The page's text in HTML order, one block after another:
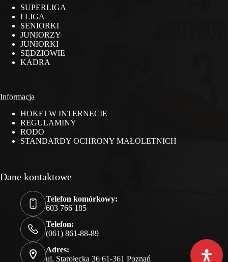
SUPERLIGA
I LIGA
SENIORKI
JUNIORZY
JUNIORKI
SĘDZIOWIE
KADRA
Informacja
HOKEJ W INTERNECIE
REGULAMINY
RODO
STANDARDY OCHRONY MAŁOLETNICH
Dane kontaktowe
Telefon komórkowy:
603 766 185
Telefon:
(061) 861-88-89
Adres:
ul. Starołęcka 36 61-361 Poznań